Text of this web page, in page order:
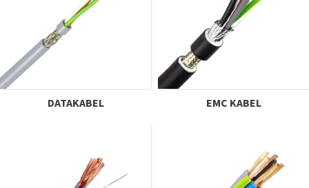
DATAKABEL EMC KABEL